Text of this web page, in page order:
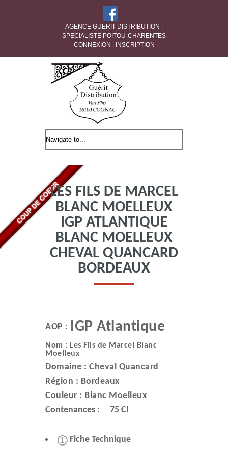
AGENCE GUERIT DISTRIBUTION |
SPECIALISTE POITOU-CHARENTES
CONNEXION
INSCRIPTION
LES FILS DE MARCEL
BLANC MOELLEUX
IGP ATLANTIQUE
BLANC MOELLEUX
CHEVAL QUANCARD
BORDEAUX
AOP : IGP Atlantique
Nom : Les Fils de Marcel Blanc
Moelleux
Domaine : Cheval Quancard
Région : Bordeaux
Couleur : Blanc Moelleux
Contenances :
75 Cl
Fiche Technique